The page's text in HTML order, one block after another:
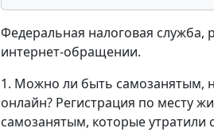
Федеральная налоговая
интернет-обращении.
1. Можно ли быть самозанятым,
онлайн? Регистрация по месту
самозанятым, которые утратили